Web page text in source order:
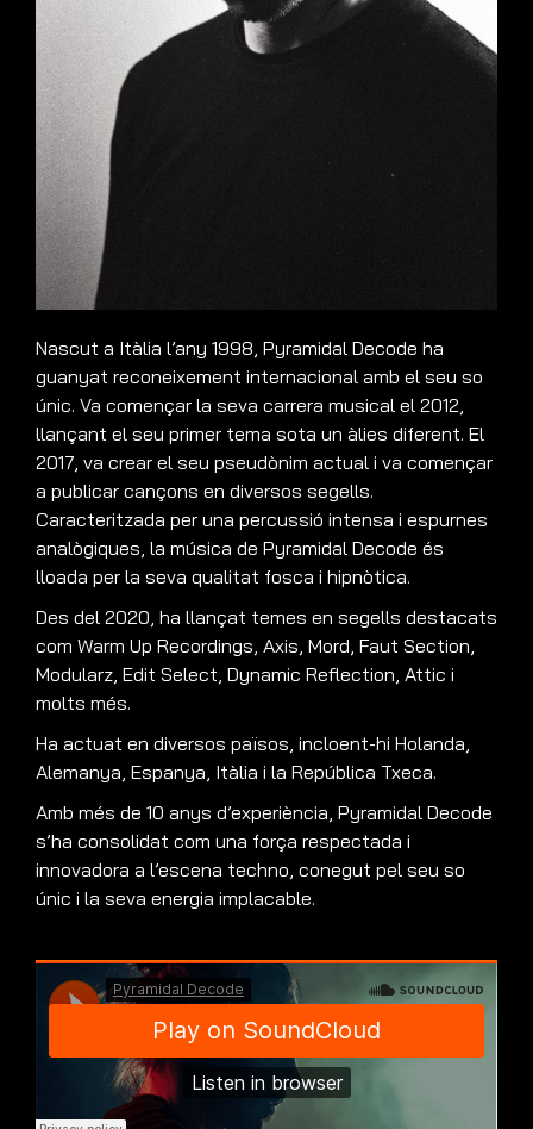
Nascut a Itàlia l’any 1998, Pyramidal Decode ha
guanyat reconeixement internacional amb el seu so
únic. Va començar la seva carrera musical el 2012,
llançant el seu primer tema sota un àlies diferent. El
2017, va crear el seu pseudònim actual i va començar
a publicar cançons en diversos segells.
Caracteritzada per una percussió intensa i espurnes
analògiques, la música de Pyramidal Decode és
lloada per la seva qualitat fosca i hipnòtica.
Des del 2020, ha llançat temes en segells destacats
com Warm Up Recordings, Axis, Mord, Faut Section,
Modularz, Edit Select, Dynamic Reflection, Attic i
molts més.
Ha actuat en diversos països, incloent-hi Holanda,
Alemanya, Espanya, Itàlia i la República Txeca.
Amb més de 10 anys d’experiència, Pyramidal Decode
s’ha consolidat com una força respectada i
innovadora a l’escena techno, conegut pel seu so
únic i la seva energia implacable.